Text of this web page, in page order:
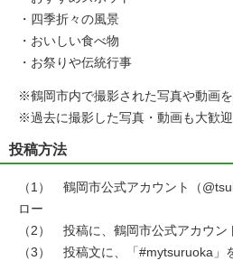
・四季折々の風景
・おいしい食べ物
・お祭りや伝統行事
※鶴岡市内で撮影された写真や動画を
※過去に撮影した写真・動画も大歓迎
投稿方法
（1） 鶴岡市公式アカウント（
ロー
（2） 投稿に、鶴岡市公式アカウン
（3） 投稿文に、「#mytsuruoka」